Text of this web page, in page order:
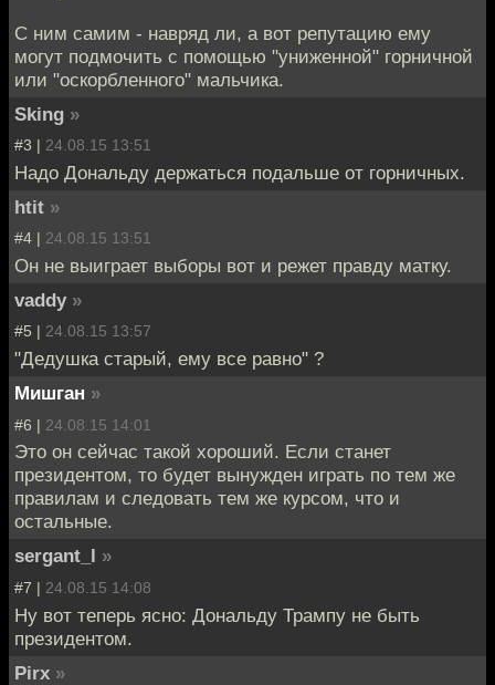
С ним самим - навряд ли, а вот репутацию ему
могут подмочить с помощью "униженной" горничной
или "оскорбленного" мальчика.
Sking »
#3 | 24.08.15 13:51
Надо Дональду держаться подальше от горничных.
htit »
#4 | 24.08.15 13:51
Он не выиграет выборы вот и режет правду матку.
vaddy »
#5 | 24.08.15 13:57
"Дедушка старый, ему все равно" ?
Мишган »
#6 | 24.08.15 14:01
Это он сейчас такой хороший. Если станет
президентом, то будет вынужден играть по тем же
правилам и следовать тем же курсом, что и
остальные.
sergant_l »
#7 | 24.08.15 14:08
Ну вот теперь ясно: Дональду Трампу не быть
президентом.
Pirx »